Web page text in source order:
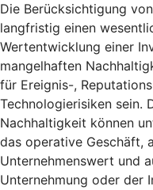
Die Berücksichtigung
langfristig einen
Wertentwicklung einer
mangelhaften
für Ereignis-,
Technologierisiken sein.
Nachhaltigkeit können
das operative Geschäft,
Unternehmenswert und
Unternehmung oder der